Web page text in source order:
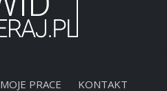
MOJE PRACE KONTAKT